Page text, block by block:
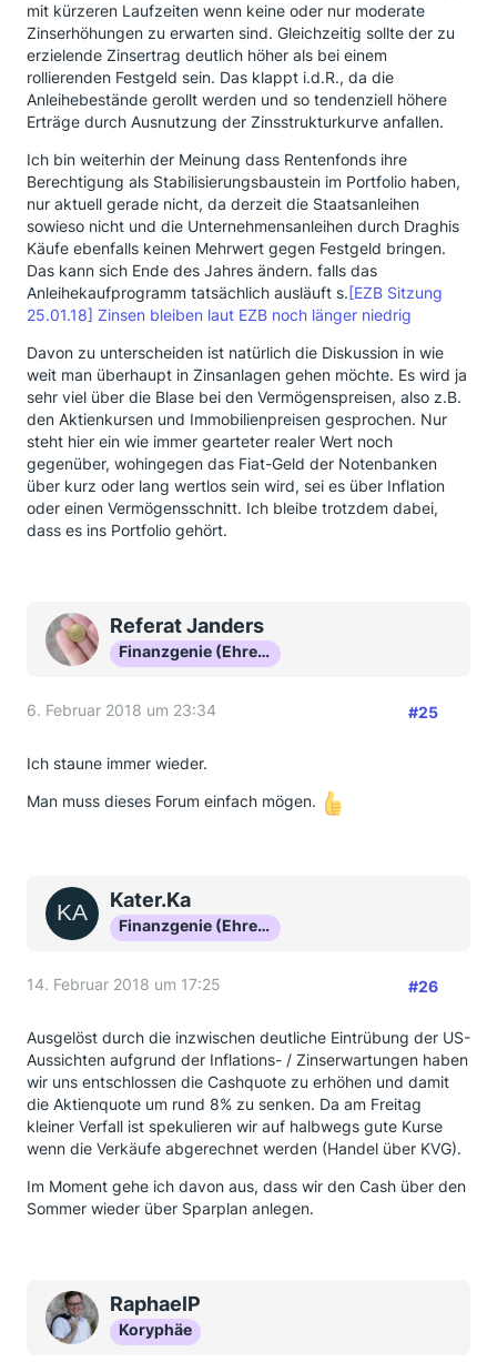
mit kürzeren Laufzeiten wenn keine oder nur moderate
Zinserhöhungen zu erwarten sind. Gleichzeitig sollte der zu
erzielende Zinsertrag deutlich höher als bei einem
rollierenden Festgeld sein. Das klappt i.d.R., da die
Anleihebestände gerollt werden und so tendenziell höhere
Erträge durch Ausnutzung der Zinsstrukturkurve anfallen.
Ich bin weiterhin der Meinung dass Rentenfonds ihre
Berechtigung als Stabilisierungsbaustein im Portfolio haben,
nur aktuell gerade nicht, da derzeit die Staatsanleihen
sowieso nicht und die Unternehmensanleihen durch Draghis
Käufe ebenfalls keinen Mehrwert gegen Festgeld bringen.
Das kann sich Ende des Jahres ändern. falls das
Anleihekaufprogramm tatsächlich ausläuft s.[EZB Sitzung
25.01.18] Zinsen bleiben laut EZB noch länger niedrig
Davon zu unterscheiden ist natürlich die Diskussion in wie
weit man überhaupt in Zinsanlagen gehen möchte. Es wird ja
sehr viel über die Blase bei den Vermögenspreisen, also z.B.
den Aktienkursen und Immobilienpreisen gesprochen. Nur
steht hier ein wie immer gearteter realer Wert noch
gegenüber, wohingegen das Fiat-Geld der Notenbanken
über kurz oder lang wertlos sein wird, sei es über Inflation
oder einen Vermögensschnitt. Ich bleibe trotzdem dabei,
dass es ins Portfolio gehört.
Referat Janders
Finanzgenie (Ehrenmitglied)
6. Februar 2018 um 23:34 #25
Ich staune immer wieder.
Man muss dieses Forum einfach mögen.
Kater.Ka
Finanzgenie (Ehrenmitglied)
14. Februar 2018 um 17:25 #26
Ausgelöst durch die inzwischen deutliche Eintrübung der US-
Aussichten aufgrund der Inflations- / Zinserwartungen haben
wir uns entschlossen die Cashquote zu erhöhen und damit
die Aktienquote um rund 8% zu senken. Da am Freitag
kleiner Verfall ist spekulieren wir auf halbwegs gute Kurse
wenn die Verkäufe abgerechnet werden (Handel über KVG).
Im Moment gehe ich davon aus, dass wir den Cash über den
Sommer wieder über Sparplan anlegen.
RaphaelP
Koryphäe